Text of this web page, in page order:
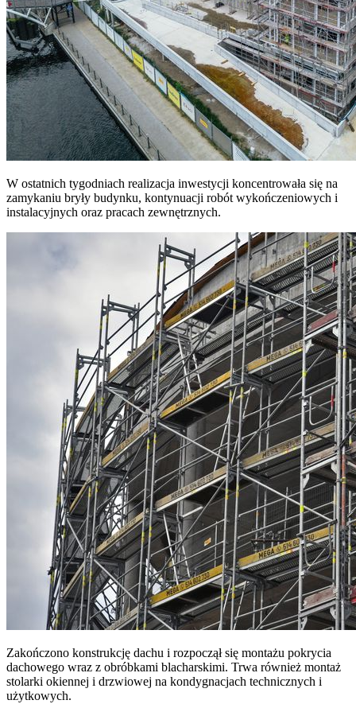
W ostatnich tygodniach realizacja inwestycji koncentrowała się na
zamykaniu bryły budynku, kontynuacji robót wykończeniowych i
instalacyjnych oraz pracach zewnętrznych.
Zakończono konstrukcję dachu i rozpoczął się montażu pokrycia
dachowego wraz z obróbkami blacharskimi. Trwa również montaż
stolarki okiennej i drzwiowej na kondygnacjach technicznych i
użytkowych.